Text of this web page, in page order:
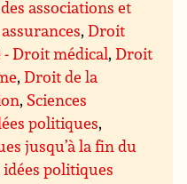
associations et
,Droit
Droit médical,Droit
,Droit de la
, Sciences
politiques,
jusqu’à la fin du
politiques